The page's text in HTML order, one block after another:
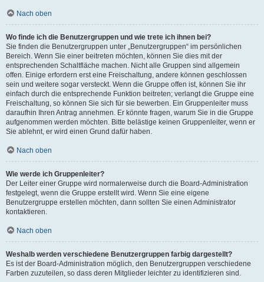
Nach oben
Wo finde ich die Benutzergruppen und wie trete ich ihnen bei?
Sie finden die Benutzergruppen unter „Benutzergruppen“ im persönlichen
Bereich. Wenn Sie einer beitreten möchten, können Sie dies mit der
entsprechenden Schaltfläche machen. Nicht alle Gruppen sind allgemein
offen. Einige erfordern erst eine Freischaltung, andere können geschlossen
sein und weitere sogar versteckt. Wenn die Gruppe offen ist, können Sie ihr
einfach durch die entsprechende Funktion beitreten; verlangt die Gruppe eine
Freischaltung, so können Sie sich für sie bewerben. Ein Gruppenleiter muss
daraufhin Ihren Antrag annehmen. Er könnte fragen, warum Sie in die Gruppe
aufgenommen werden möchten. Bitte belästige keinen Gruppenleiter, wenn er
Sie ablehnt, er wird einen Grund dafür haben.
Nach oben
Wie werde ich Gruppenleiter?
Der Leiter einer Gruppe wird normalerweise durch die Board-Administration
festgelegt, wenn die Gruppe erstellt wird. Wenn Sie eine eigene
Benutzergruppe erstellen möchten, dann sollten Sie einen Administrator
kontaktieren.
Nach oben
Weshalb werden verschiedene Benutzergruppen farbig dargestellt?
Es ist der Board-Administration möglich, den Benutzergruppen verschiedene
Farben zuzuteilen, so dass deren Mitglieder leichter zu identifizieren sind.